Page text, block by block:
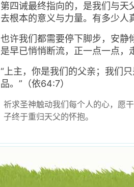
第四诫最终指向的，是我们与天
去根本的意义与力量。有多少人
也许我们都需要停下脚步，安
是早已悄悄断流，正一点一点，
“上主，你是我们的父亲；我们
品。”（依64:7）
祈求圣神触动我们每个人的心，愿
子终于重归天父的怀抱。